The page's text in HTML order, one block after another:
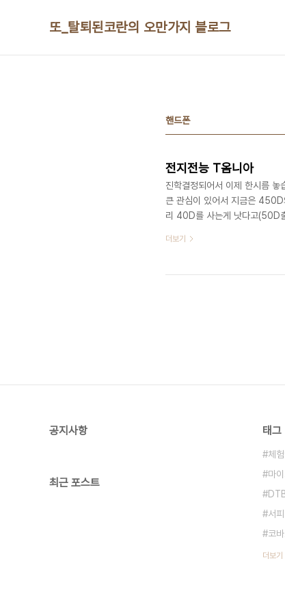
또_탈퇴된코란의 오만가지 블로그
핸드폰
전지전능 T옴니아
진학결정되어서 이제 한시름
큰 관심이 있어서 지금은
리 40D를 사는게 낫다고(50D
이 보이질 않아서 어쩔 수 없이
잘 해낼 것 같은 기분입니디만,
더보기
공지사항
최근 포스트
태그
체
마
서
코
더보기